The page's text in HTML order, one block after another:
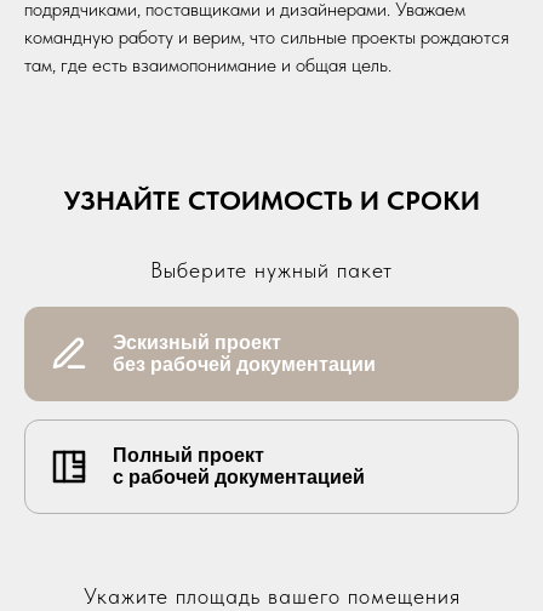
подрядчиками, поставщиками и дизайнерами. Уважаем
командную работу и верим, что сильные проекты рождаются
там, где есть взаимопонимание и общая цель.
УЗНАЙТЕ СТОИМОСТЬ И СРОКИ
Выберите нужный пакет
Эскизный проект
без рабочей документации
Полный проект
с рабочей документацией
Укажите площадь вашего помещения